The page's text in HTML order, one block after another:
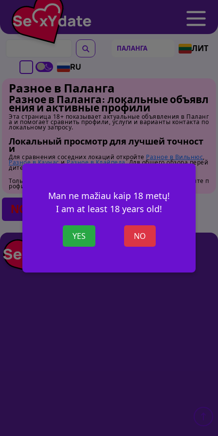
ЛИТ
RU
Man ne mažiau kaip 18 metų!
I am at least 18 years old!
YES NO
Разное в Паланга
Разное в Паланга: локальные объявл
ения и активные профили
Эта страница 18+ показывает актуальные объявления в Паланг
а и помогает сравнить профили, услуги и варианты контакта по
локальному запросу.
Локальный просмотр для лучшей точност
и
Для сравнения соседних локаций откройте Разное в Вильнюс,
Разное в КаунасиРазное в Клайпеда. Для общего обзора перей
дите на
Только для взрослых. Перед контактом внимательно изучайте п
рофили.
NO POSTS FOUND
+ ОБЪЯВ